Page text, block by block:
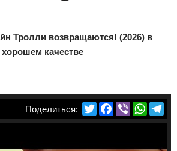
Тролли возвращаются! (2026) в
хорошем качестве
TwitterFacebook
Viber